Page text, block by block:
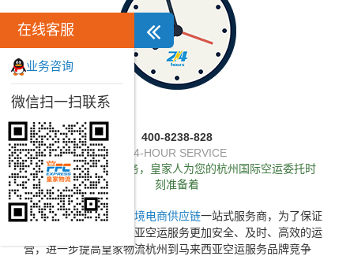
400-8238-828
24-HOUR SERVICE
独家推出24小时服务，皇家人为您的杭州国际空运委托时
刻准备着
皇家物流作为专业的 跨境电商供应链一站式服务商，为了保证
所提供的杭州到马来西亚空运服务更加安全、及时、高效的运
营，进一步提高皇家物流杭州到马来西亚空运服务品牌竞争
在线客服
业务咨询
微信扫一扫联系